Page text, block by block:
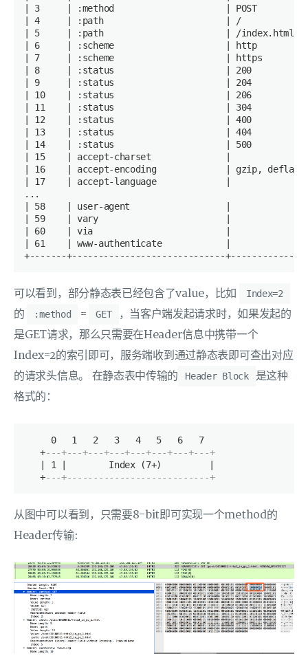
| 3     |
:method
| POST
| 4     |
:path
| /
| 5     |
:path
| /index.html
| 6     |
:scheme
| http
| 7     |
:scheme
| https
| 8     |
:status
| 200
| 9     |
:status
| 204
| 10    |
:status
| 206
| 11    |
:status
| 304
| 12    |
:status
| 400
| 13    |
:status
| 404
| 14    |
:status
| 500
| 15    |
accept-charset
| 16    |
accept-encoding
| gzip,
| 17    |
accept-language
| 58    |
user-agent
| 59    |
vary
| 60    |
via
| 61    |
www-authenticate
可以看到，部分静态表已经包含了value，比如 Index=2
的 :method = GET
，当客户端发起请求时，如果发起的
是GET请求，那么只需要在Header信息中携带一个
Index=2的索引即可，服务端收到通过静态表即可查出对应
的请求头信息。 在静态表中传输的
Header Block
是这种
格式的：
     0   1   2   3   4   5   6   7
   +
---+---+---+---+---+---+---+---+
   | 1 |        Index (7+)         |
   +
---+---------------------------+
从图中可以看到，只需要8-bit即可实现一个method的
Header传输: